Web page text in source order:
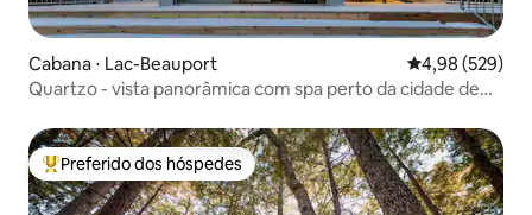
Cabana ⋅ Lac-Beauport 4,98 de uma
4,98 (529)
Quartzo - vista panorâmica com spa perto da cidade de
Entre os melhores preferidos dos hóspedes
Preferido dos hóspedes